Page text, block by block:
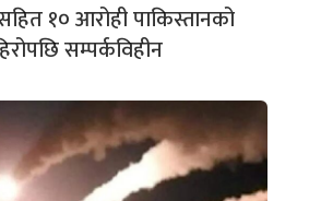
१० आरोही पाकिस्तानको
सम्पर्कविहीन